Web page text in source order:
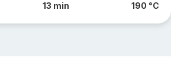
13 min 190 °C